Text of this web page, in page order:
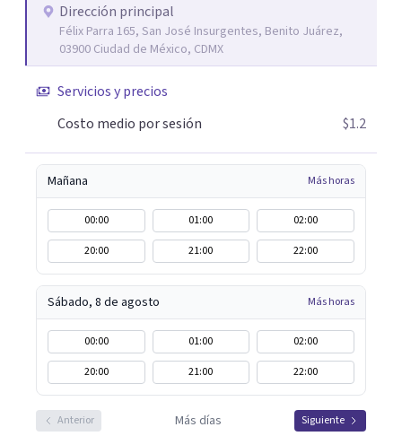
línea, la cual ha demostrado su efectividad.
Dirección principal
Félix Parra 165, San José Insurgentes, Benito Juárez,
03900 Ciudad de México, CDMX
Servicios y precios
Costo medio por sesión
$1.2
Mañana Más horas
00:00 01:00
02:00
20:00
21:00 22:00
Sábado, 8 de agosto Más horas
00:00 01:00
02:00
20:00
21:00 22:00
Anterior Más días Siguiente